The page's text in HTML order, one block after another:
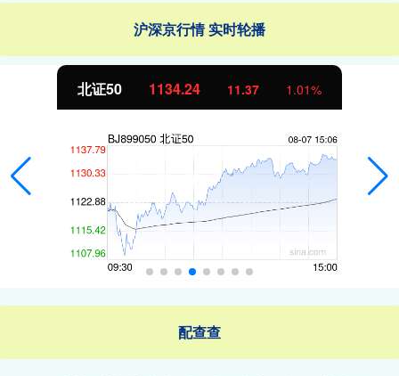
沪深京行情 实时轮播
北证50 1134.24 11.37 1.01%
配查查